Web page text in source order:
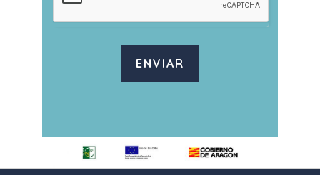
ENVIAR